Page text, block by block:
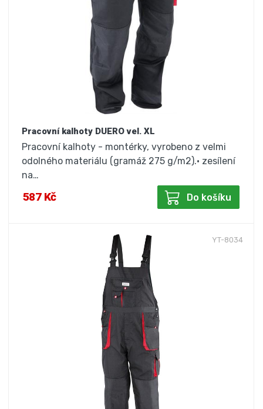
Pracovní kalhoty DUERO vel. XL
Pracovní kalhoty - montérky, vyrobeno z velmi
odolného materiálu (gramáž 275 g/m2).• zesílení
na…
587 Kč Do košíku
YT-8034